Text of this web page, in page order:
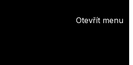
Otevřít menu